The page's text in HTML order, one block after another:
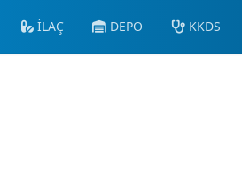
İLAÇ DEPO KKDS